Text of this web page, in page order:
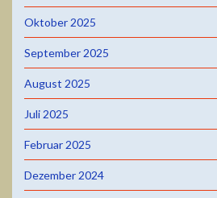
Oktober 2025
September 2025
August 2025
Juli 2025
Februar 2025
Dezember 2024